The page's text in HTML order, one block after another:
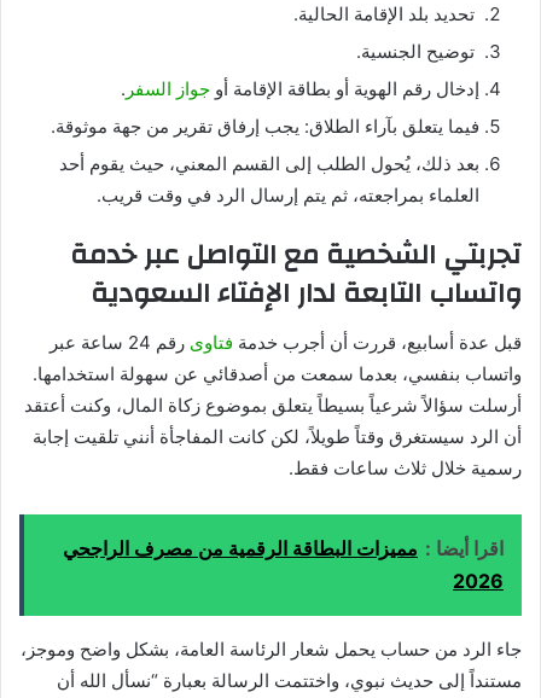
تحديد بلد الإقامة الحالية.
توضيح الجنسية.
إدخال رقم الهوية أو بطاقة الإقامة أو جواز السفر .
فيما يتعلق بآراء الطلاق: يجب إرفاق تقرير من جهة موثوقة.
بعد ذلك، يُحول الطلب إلى القسم المعني، حيث يقوم أحد
العلماء بمراجعته، ثم يتم إرسال الرد في وقت قريب.
تجربتي الشخصية مع التواصل عبر خدمة
واتساب التابعة لدار الإفتاء السعودية
قبل عدة أسابيع، قررت أن أجرب خدمة فتاوى
رقم 24 ساعة عبر
واتساب بنفسي، بعدما سمعت من أصدقائي عن سهولة استخدامها.
أرسلت سؤالاً شرعياً بسيطاً يتعلق بموضوع زكاة المال، وكنت أعتقد
أن الرد سيستغرق وقتاً طويلاً، لكن كانت المفاجأة أنني تلقيت إجابة
رسمية خلال ثلاث ساعات فقط.
اقرا أيضا : مميزات البطاقة الرقمية من مصرف الراجحي
2026
جاء الرد من حساب يحمل شعار الرئاسة العامة، بشكل واضح وموجز،
مستنداً إلى حديث نبوي، واختتمت الرسالة بعبارة “نسأل الله أن